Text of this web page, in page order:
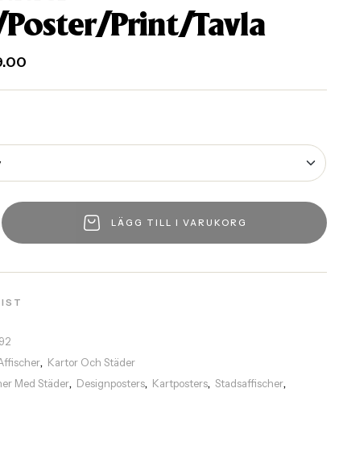
Print/Tavla
LÄGG TILL I VARUKORG
, Kartor Och Städer
Med Städer, Designposters, Kartposters,Stadsaffischer,